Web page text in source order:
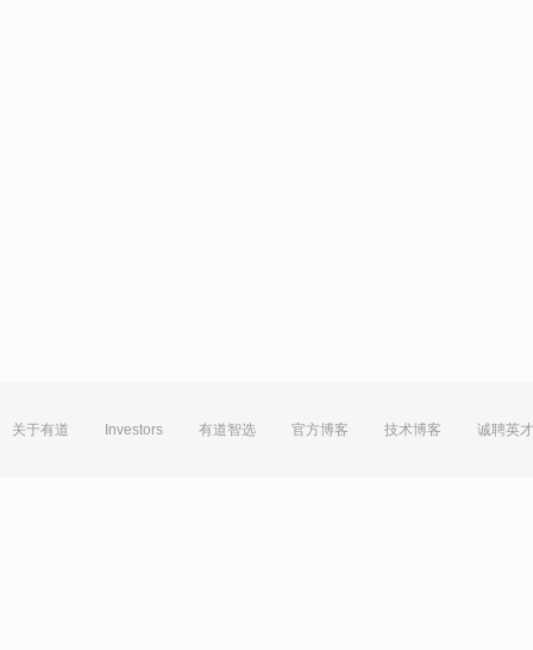
关于有道 Investors 有道智选 官方博客 技术博客 诚聘英才